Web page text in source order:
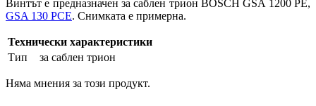
Винтът е предназначен за саблен трион BOSCH GSA 1200 PE,
GSA 130 PCE. Снимката е примерна.
Технически характеристики
Тип
за саблен трион
Няма мнения за този продукт.